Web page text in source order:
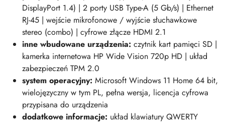
DisplayPort 1.4) | 2 porty USB Type-A (5 Gb/s) | Ethernet
RJ-45 | wejście mikrofonowe / wyjście słuchawkowe
stereo (combo) | cyfrowe złącze HDMI 2.1
inne wbudowane urządzenia: czytnik kart pamięci SD |
kamerka internetowa HP Wide Vision 720p HD | układ
zabezpieczeń TPM 2.0
system operacyjny: Microsoft Windows 11 Home 64 bit,
wielojęzyczny w tym PL, pełna wersja, licencja cyfrowa
przypisana do urządzenia
dodatkowe informacje: układ klawiatury QWERTY